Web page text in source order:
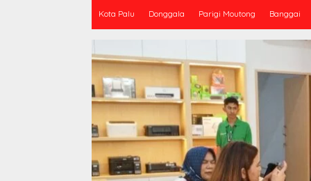
Kota Palu Donggala Parigi Moutong Banggai